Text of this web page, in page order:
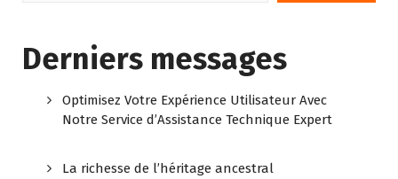
Derniers messages
Optimisez Votre Expérience Utilisateur Avec
Notre Service d’Assistance Technique Expert
La richesse de l’héritage ancestral